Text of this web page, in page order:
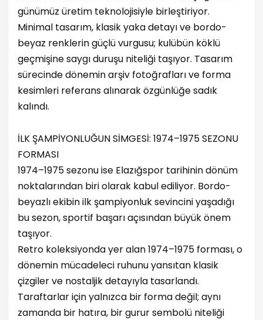
günümüz üretim teknolojisiyle birleştiriyor.
Minimal tasarım, klasik yaka detayı ve bordo-
beyaz renklerin güçlü vurgusu; kulübün köklü
geçmişine saygı duruşu niteliği taşıyor. Tasarım
sürecinde dönemin arşiv fotoğrafları ve forma
kesimleri referans alınarak özgünlüğe sadık
kalındı.
İLK ŞAMPİYONLUĞUN SİMGESİ: 1974–1975 SEZONU
FORMASI
1974–1975 sezonu ise Elazığspor tarihinin dönüm
noktalarından biri olarak kabul ediliyor. Bordo-
beyazlı ekibin ilk şampiyonluk sevincini yaşadığı
bu sezon, sportif başarı açısından büyük önem
taşıyor.
Retro koleksiyonda yer alan 1974–1975 forması, o
dönemin mücadeleci ruhunu yansıtan klasik
çizgiler ve nostaljik detayıyla tasarlandı.
Taraftarlar için yalnızca bir forma değil; aynı
zamanda bir hatıra, bir gurur sembolü niteliği